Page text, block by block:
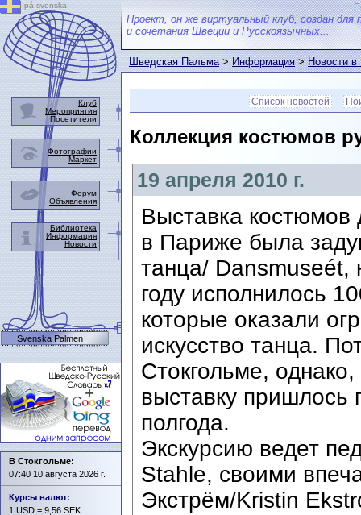
Проект, он же виртуальный клуб, создан для
и сочетания Швеции и Русскоязычных...
Шведская Пальма>Информация>Новости
Список новостей
Коллекция костюмов
19 апреля 2010 г.
Выставка костюмов
в Париже была
танца/
году исполнилось
которые оказали
искусство танца.
Стокгольме,
выставку пришлось
полгода.
Экскурсию ведет
Stahle, своими
Экстрём/Kristin
på svenska
Клуб
Мероприятия
Посетители
Фотографии
Маркет
Форум
Объявления
Библиотека
Информация
Новости
Svenska Palmen
В Стокгольме:
07:40 10 августа 2026 г.
Курсы валют:
1 USD = 9,56 SEK